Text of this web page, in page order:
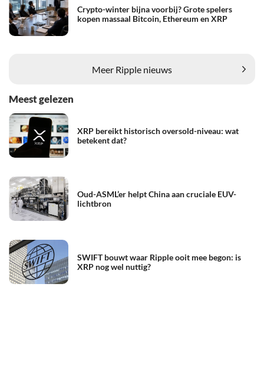
Crypto-winter bijna voorbij? Grote spelers
kopen massaal Bitcoin, Ethereum en XRP
Meer Ripple nieuws
Meest gelezen
XRP bereikt historisch oversold-niveau: wat
betekent dat?
Oud-ASML’er helpt China aan cruciale EUV-
lichtbron
SWIFT bouwt waar Ripple ooit mee begon: is
XRP nog wel nuttig?